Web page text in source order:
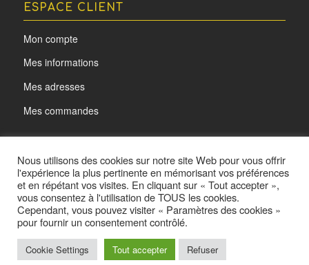
ESPACE CLIENT
Mon compte
Mes informations
Mes adresses
Mes commandes
@ L'oeil d'Acota - Made byYurcom
Nous utilisons des cookies sur notre site Web pour vous offrir
l'expérience la plus pertinente en mémorisant vos préférences
et en répétant vos visites. En cliquant sur « Tout accepter »,
vous consentez à l'utilisation de TOUS les cookies.
Cependant, vous pouvez visiter « Paramètres des cookies »
pour fournir un consentement contrôlé.
Cookie Settings Tout accepter Refuser